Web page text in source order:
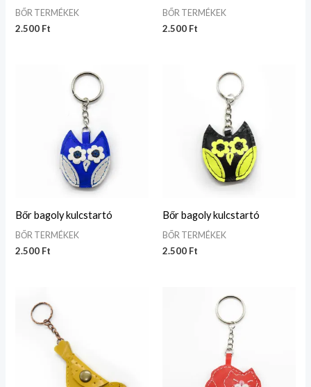
BŐR TERMÉKEK
2.500 Ft
BŐR TERMÉKEK
2.500 Ft
Bőr bagoly kulcstartó
BŐR TERMÉKEK
2.500 Ft
Bőr bagoly kulcstartó
BŐR TERMÉKEK
2.500 Ft